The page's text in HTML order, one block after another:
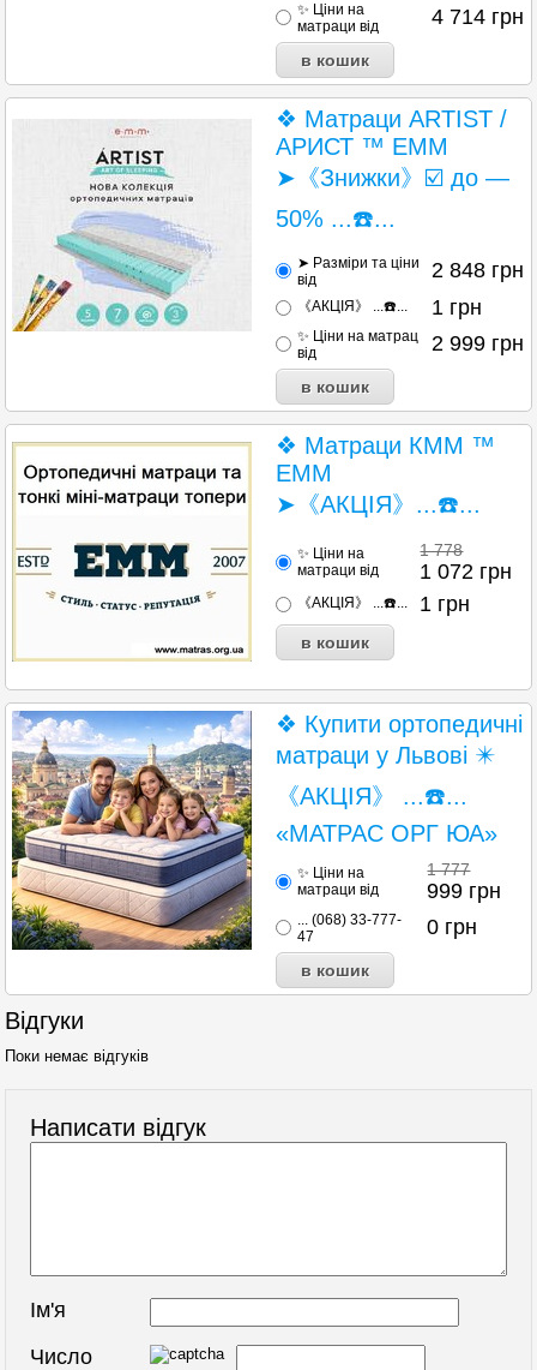
✨ Ціни на
матраци від
4 714 грн
❖ Матраци ARTIST /
АРИСТ ™ EMM
➤《Знижки》☑️ до —
50% ...☎️...
➤ Разміри та ціни
від
2 848 грн
《АКЦІЯ》 ...☎️... 1 грн
✨ Ціни на матрац
від
2 999 грн
❖ Матраци КММ ™
EMM
➤《АКЦІЯ》...☎️...
✨ Ціни на
матраци від
1 778
1 072 грн
《АКЦІЯ》 ...☎️... 1 грн
❖ Купити ортопедичні
матраци у Львові ✴️
《АКЦІЯ》 ...☎️...
«МАТРАС ОРГ ЮА»
✨ Ціни на
матраци від
1 777
999 грн
... (068) 33-777-
47
0 грн
Відгуки
Поки немає відгуків
Написати відгук
Ім'я
Число